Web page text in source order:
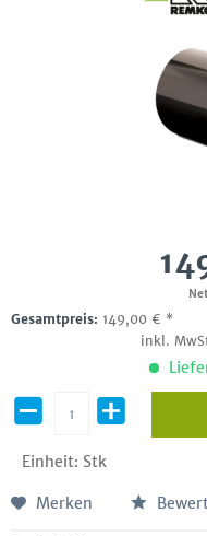
Gesamtpreis: 149,00 € *
inkl.
Einheit: Stk
Merken